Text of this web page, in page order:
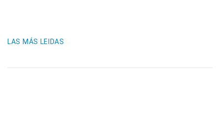
LAS MÁS LEIDAS